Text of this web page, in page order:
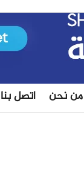
من نحن اتصل بنا​